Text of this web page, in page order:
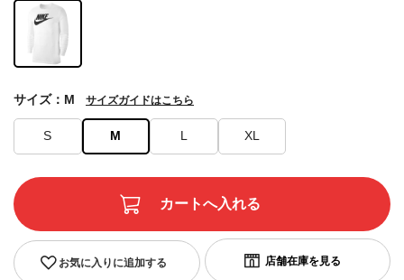
S M L XL
サイズ：M サイズガイドはこちら
お気に入りに追加する